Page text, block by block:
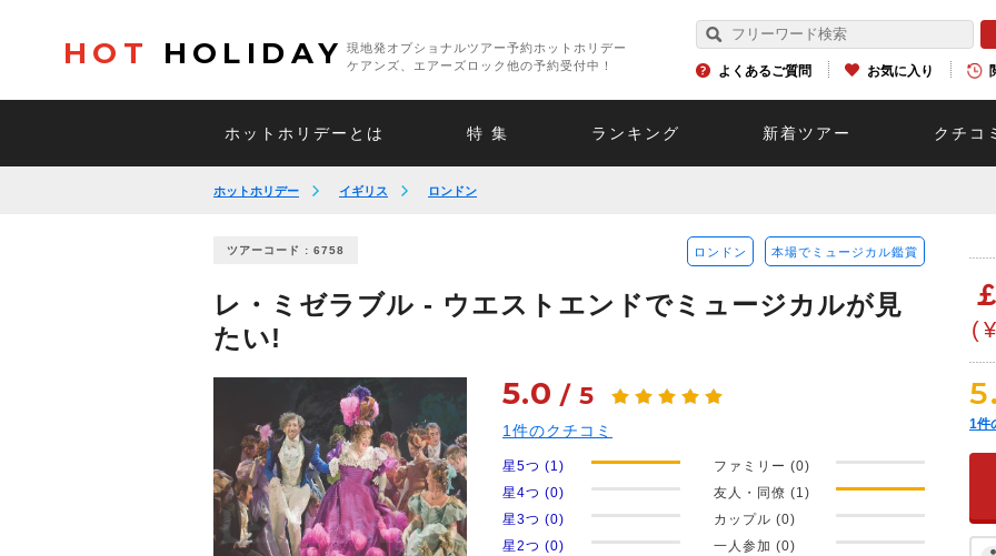
HOT HOLIDAY
現地発オプショナルツアー予約ホットホリデー
ケアンズ、エアーズロック他の予約受付中！
よくあるご質問 お気に入り
ホットホリデーとは 特 集 ランキング 新着ツアー クチコ
ホットホリデー イギリス ロンドン
ツアーコード : 6758 ロンドン 本場でミュージカル鑑賞
レ・ミゼラブル - ウエストエンドでミュージカルが見
たい!
5.0 / 5
1件のクチコミ
星5つ (1)
星4つ (0)
星3つ (0)
星2つ (0)
ファミリー (0)
友人・同僚 (1)
カップル (0)
一人参加 (0)
￡
1件